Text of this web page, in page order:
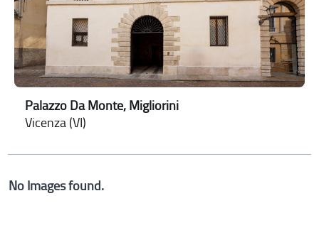
Palazzo Da Monte, Migliorini
Vicenza (VI)
No Images found.